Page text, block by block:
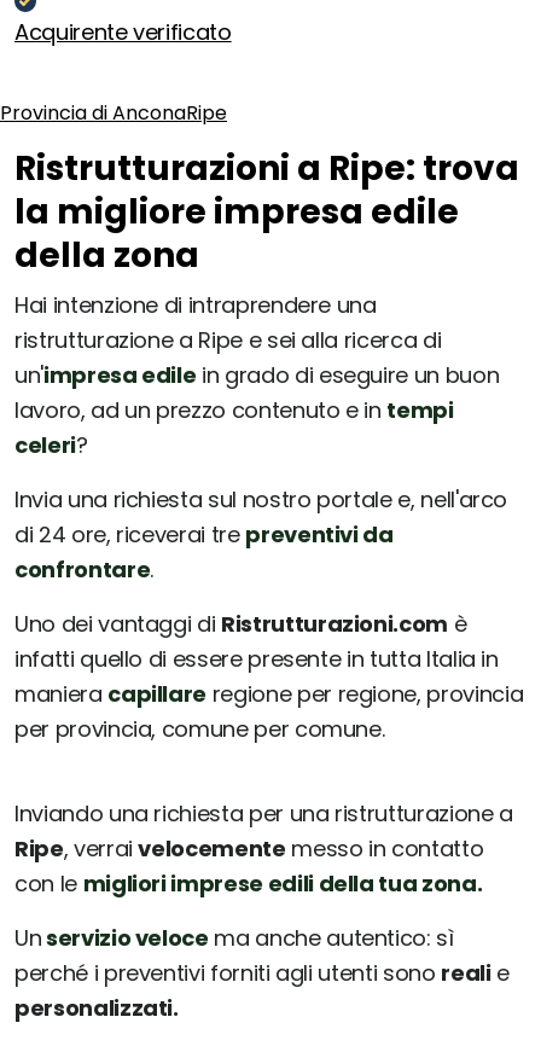
Acquirente verificato
Provincia di AnconaRipe
Ristrutturazioni a Ripe: trova
la migliore impresa edile
della zona
Hai intenzione di intraprendere una
ristrutturazione a Ripe e sei alla ricerca di
un'impresa edile in grado di eseguire un buon
lavoro, ad un prezzo contenuto e in tempi
celeri?
Invia una richiesta sul nostro portale e, nell'arco
di 24 ore, riceverai tre preventivi da
confrontare.
Uno dei vantaggi di Ristrutturazioni.com è
infatti quello di essere presente in tutta Italia in
maniera capillare regione per regione, provincia
per provincia, comune per comune.
Inviando una richiesta per una ristrutturazione a
Ripe, verraivelocemente messo in contatto
con le migliori imprese edili della tua zona.
Unservizio veloce ma anche autentico: sì
perché i preventivi forniti agli utenti sono realie
personalizzati.